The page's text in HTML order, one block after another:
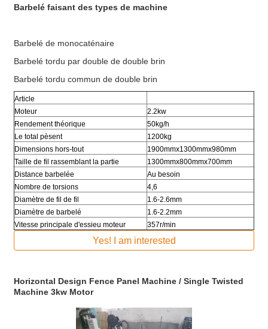
Barbelé faisant des types de machine
Barbelé de monocaténaire
Barbelé tordu par double de double brin
Barbelé tordu commun de double brin
Article
Moteur
2.2kw
Rendement théorique
50kg/h
Le total pèsent
1200kg
Dimensions hors-tout
1900mmx1300mmx980mm
Taille de fil rassemblant la partie
1300mmx800mmx700mm
Distance barbelée
Au besoin
Nombre de torsions
4,6
Diamètre de fil de fil
1.6-2.6mm
Diamètre de barbelé
1.6-2.2mm
Vitesse principale d'essieu moteur
357r/min
Yes! I am interested
Horizontal Design Fence Panel Machine / Single Twisted
Machine 3kw Motor